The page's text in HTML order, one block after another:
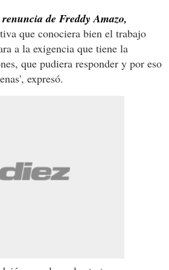
de Freddy Amazo,
que conociera bien el trabajo
a la exigencia que tiene la
que pudiera responder y por eso
expresó.